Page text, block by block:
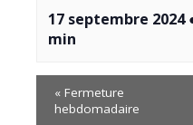
17 septembre 2024
min
« Fermeture
hebdomadaire